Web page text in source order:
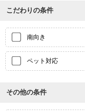
こだわりの条件
南向き
ペット対応
その他の条件